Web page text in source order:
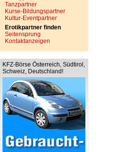
Tanzpartner
Kurse-Bildungspartner
Kultur-Eventpartner
Erotikpartner finden
Seitensprung
Kontaktanzeigen
KFZ-Börse Österreich, Südtirol,
Schweiz, Deutschland!